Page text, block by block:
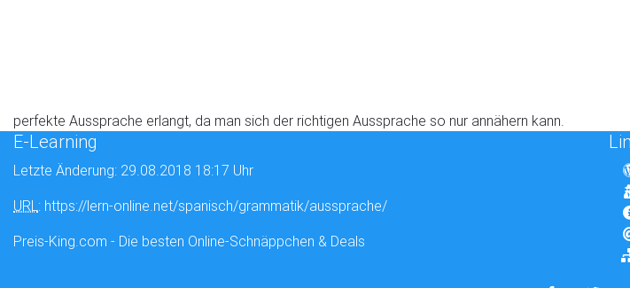
perfekte Aussprache erlangt, da man sich der richtigen Aussprache so nur annähern kann.
E-Learning
Letzte Änderung: 29.08.2018 18:17 Uhr
URL: https://lern-online.net/spanisch/grammatik/aussprache/
Preis-King.com - Die besten Online-Schnäppchen & Deals